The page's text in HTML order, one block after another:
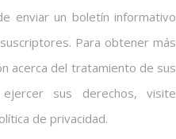
enviar un boletín informativo
Para obtener más
acerca del tratamiento de sus
sus derechos, visite
de privacidad.